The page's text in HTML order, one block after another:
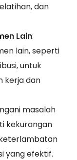
dan
Lain:
lain, seperti
untuk
kerja dan
masalah
kekurangan
yang efektif.